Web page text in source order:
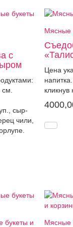
с
сыр-
чили,
Мясные
Цена
кликнув
букеты и
Мясные